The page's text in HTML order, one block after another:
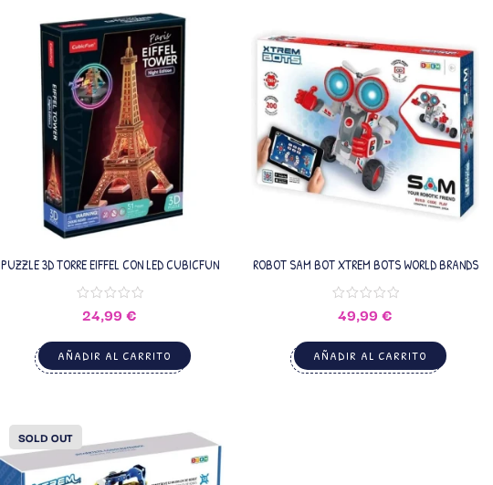
PUZZLE 3D TORRE EIFFEL CON LED CUBICFUN
24,99 €
AÑADIR AL CARRITO
ROBOT SAM BOT XTREM BOTS WORLD BRANDS
49,99 €
AÑADIR AL CARRITO
SOLD OUT